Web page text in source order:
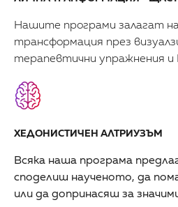
Нашите програми залагат
трансформация през
терапевтични упражнения
ХЕДОНИСТИЧЕН АЛТРИУЗЪМ
Всяка наша програма
споделиш наученото, да
или да допринасяш за